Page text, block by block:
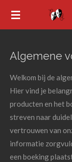
Ga
hoofdinhoud
Algemene
Welkom bij de
Hier vind je
producten en het
streven naar
vertrouwen van
informatie
een boeking